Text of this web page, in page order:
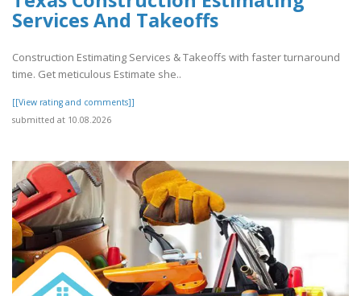
Services And Takeoffs
Construction Estimating Services & Takeoffs with faster turnaround
time. Get meticulous Estimate she..
[[View rating and comments]]
submitted at 10.08.2026